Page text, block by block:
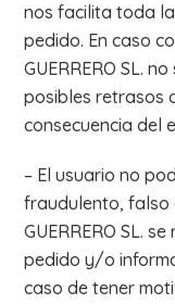
nos facilita toda
pedido. En caso
GUERRERO SL.
posibles retrasos
consecuencia del
– El usuario no
fraudulento, falso
GUERRERO SL.
pedido y/o
caso de tener